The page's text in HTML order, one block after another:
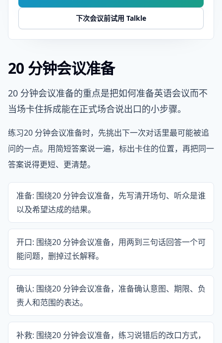
下次会议前试用 Talkle
20 分钟会议准备
20 分钟会议准备的重点是把如何准备英语会议而不
当场卡住拆成能在正式场合说出口的小步骤。
练习20 分钟会议准备时，先挑出下一次对话里最可能被追
问的一点。用简短答案说一遍，标出卡住的位置，再把同一
答案说得更短、更清楚。
准备: 围绕20 分钟会议准备，先写清开场句、听众是谁
以及希望达成的结果。
开口: 围绕20 分钟会议准备，用两到三句话回答一个可
能问题，删掉过长解释。
确认: 围绕20 分钟会议准备，准备确认意图、期限、负
责人和范围的表达。
补救: 围绕20 分钟会议准备，练习说错后的改口方式，